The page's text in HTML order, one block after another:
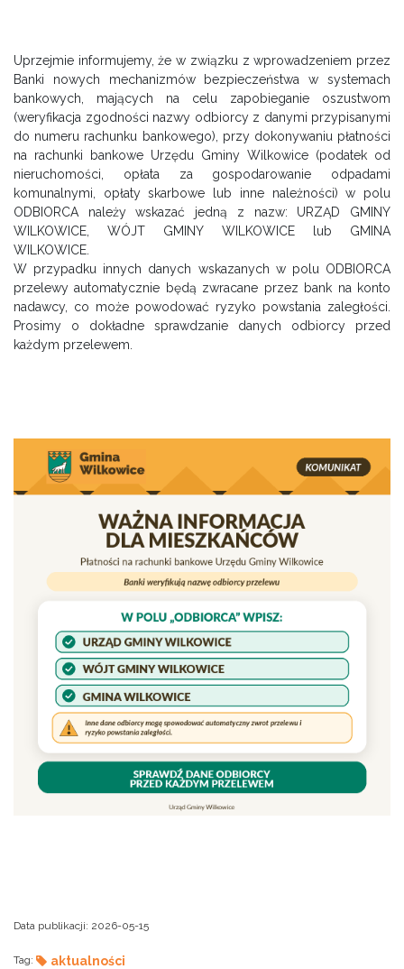
Uprzejmie informujemy, że w związku z wprowadzeniem przez
Banki nowych mechanizmów bezpieczeństwa w systemach
bankowych, mających na celu zapobieganie oszustwom
(weryfikacja zgodności nazwy odbiorcy z danymi przypisanymi
do numeru rachunku bankowego), przy dokonywaniu płatności
na rachunki bankowe Urzędu Gminy Wilkowice (podatek od
nieruchomości, opłata za gospodarowanie odpadami
komunalnymi, opłaty skarbowe lub inne należności) w polu
ODBIORCA należy wskazać jedną z nazw: URZĄD GMINY
WILKOWICE, WÓJT GMINY WILKOWICE lub GMINA
WILKOWICE.
W przypadku innych danych wskazanych w polu ODBIORCA
przelewy automatycznie będą zwracane przez bank na konto
nadawcy, co może powodować ryzyko powstania zaległości.
Prosimy o dokładne sprawdzanie danych odbiorcy przed
każdym przelewem.
Data publikacji: 2026-05-15
Tag: aktualności